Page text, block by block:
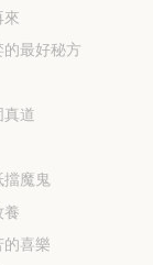
來
的最好秘方
真道
擋魔鬼
養
的喜樂